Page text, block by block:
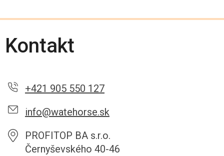
Kontakt
+421 905 550 127
info@watehorse.sk
PROFITOP BA s.r.o.
Černyševského 40-46